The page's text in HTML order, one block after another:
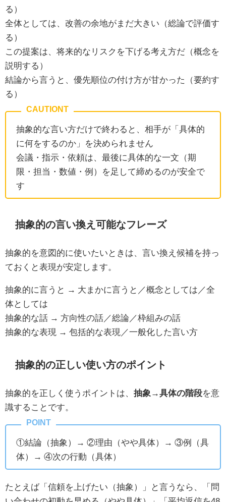
る）
全体としては、改善の余地がまだ大きい（総論で評価す
る）
この提案は、将来的なリスクを下げる考え方だ（概念を
説明する）
結論から言うと、優先順位の付け方が甘かった（要約す
る）
抽象的な言い方だけで終わると、相手が「具体的
に何をするのか」を決められません
会議・指示・依頼は、最後に具体的な一文（期
限・担当・数値・例）を足して締めるのが安全で
す
抽象的の言い換え可能なフレーズ
抽象的を意図的に使いたいときは、言い換え候補を持っ
ておくと表現が安定します。
抽象的に言うと → 大まかに言うと／概念としては／全
体としては
抽象的な話 → 方向性の話／総論／枠組みの話
抽象的な表現 → 包括的な表現／一般化した言い方
抽象的の正しい使い方のポイント
抽象的を正しく使うポイントは、 抽象→具体の階段を意
識することです。
①結論（抽象）→ ②理由（やや具体）→ ③例（具
体）→ ④次の行動（具体）
たとえば「信頼を上げたい（抽象）」と言うなら、「問